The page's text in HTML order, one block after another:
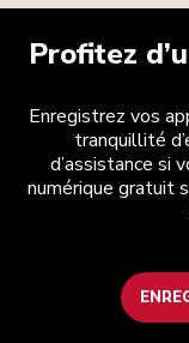
Profitez
Enregistrez vos
tranquillité
d’assistance si
numérique gratuit